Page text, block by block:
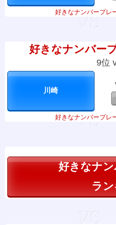
好きなナンバープレ
好きなナンバー
9位
好きなナンバープレ
好きなナ
ラ